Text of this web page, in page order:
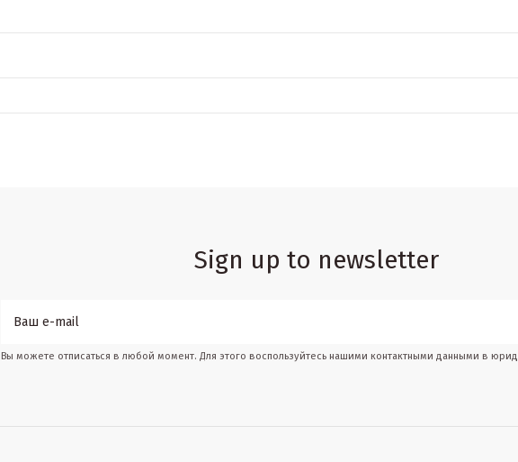
Sign up to newsletter
Вы можете отписаться в любой момент. Для этого воспользуйтесь нашими контактными данными в